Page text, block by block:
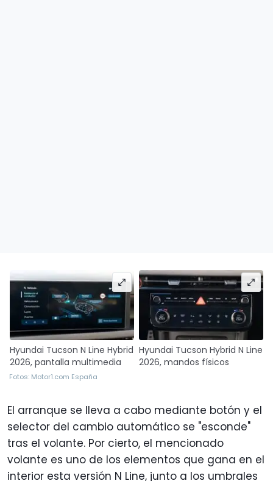
Hyundai Tucson N Line Hybrid
2026, pantalla multimedia
Hyundai Tucson Hybrid N Line
2026, mandos físicos
Fotos: Motor1.com España
El arranque se lleva a cabo mediante botón y el
selector del cambio automático se "esconde"
tras el volante. Por cierto, el mencionado
volante es uno de los elementos que gana en el
interior esta versión N Line, junto a los umbrales